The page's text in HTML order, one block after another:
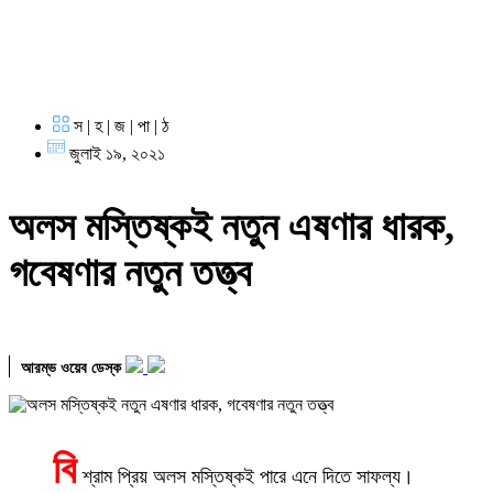
স | হ | জ | পা | ঠ
জুলাই ১৯, ২০২১
অলস মস্তিষ্কই নতুন এষণার ধারক,
গবেষণার নতুন তত্ত্ব
আরম্ভ ওয়েব ডেস্ক
বি শ্রাম প্রিয় অলস মস্তিষ্কই পারে এনে দিতে সাফল্য।